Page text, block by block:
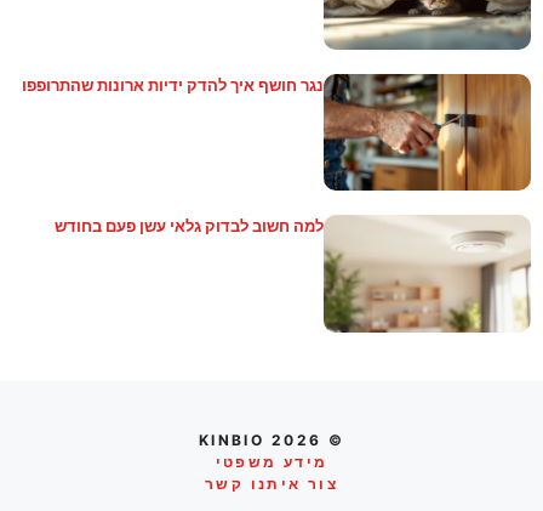
נגר חושף איך להדק ידיות ארונות שהתרופפו
למה חשוב לבדוק גלאי עשן פעם בחודש
© 2026 KINBIO
מידע משפטי
צור איתנו קשר